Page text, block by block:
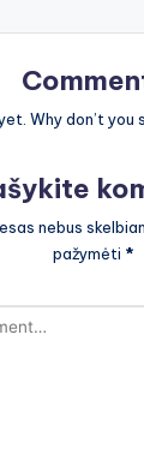
Why don’t
nebus
pažymėti *